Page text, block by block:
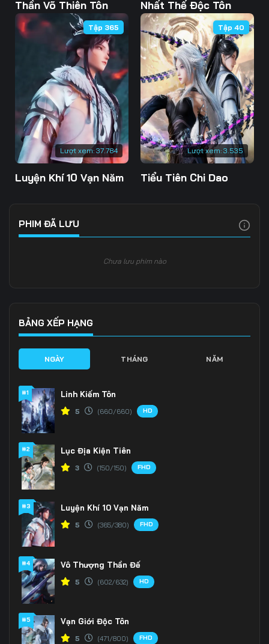
Tập 103 Tập 104 Tập 105
Tập 106 Tập 107 Tập 108
Tập 109 Tập 110 Tập 111
Tập 112 Tập 113 Tập 114
Tập 115 Tập 116 Tập 117
Tập 118 Tập 119 Tập 120
Tập 121 Tập 122 Tập 123
Tập 134
Tập 139
Tập 142
Tập 148 Tập 149
Tập 151
Thần Võ Thiên Tôn Nhất Thế Độc Tôn
Lượt xem: 37.784
Tập 365
Luyện Khí 10 Vạn Năm
Lượt xem: 3.535
Tập 40
Tiểu Tiên Chi Dao
PHIM ĐÃ LƯU
Chưa lưu phim nào
BẢNG XẾP HẠNG
NGÀY THÁNG NĂM
#1 Linh Kiếm Tôn
5 (660/660) HD
#2 Lục Địa Kiện Tiên
3 (150/150) FHD
#3 Luyện Khí 10 Vạn Năm
5 (365/380) FHD
#4 Vô Thượng Thần Đế
5 (602/632) HD
#5 Vạn Giới Độc Tôn
5 (471/800) FHD